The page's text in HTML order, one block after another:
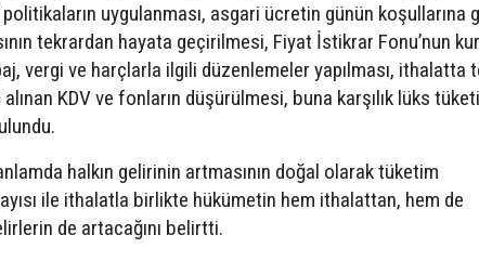
uygulanması, asgari ücretin günün koşullarına
tekrardan hayata geçirilmesi, Fiyat İstikrar Fonu’nun
vergi ve harçlarla ilgili düzenlemeler yapılması, ithalatta
KDV ve fonların düşürülmesi, buna karşılık lüks
halkın gelirinin artmasının doğal olarak tüketim
ile ithalatla birlikte hükümetin hem ithalattan, hem de
de artacağını belirtti.